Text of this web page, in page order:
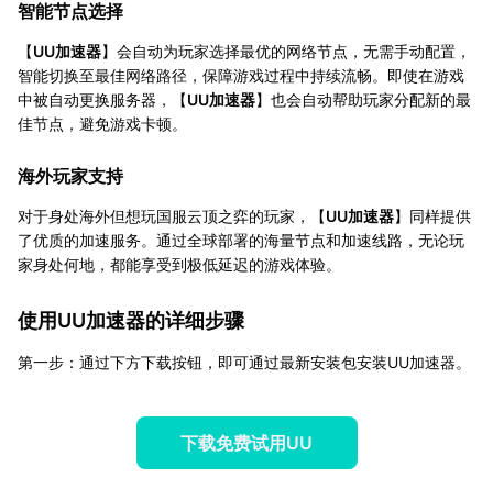
智能节点选择
【UU加速器】会自动为玩家选择最优的网络节点，无需手动配置，
智能切换至最佳网络路径，保障游戏过程中持续流畅。即使在游戏
中被自动更换服务器，【UU加速器】也会自动帮助玩家分配新的最
佳节点，避免游戏卡顿。
海外玩家支持
对于身处海外但想玩国服云顶之弈的玩家，【UU加速器】同样提供
了优质的加速服务。通过全球部署的海量节点和加速线路，无论玩
家身处何地，都能享受到极低延迟的游戏体验。
使用UU加速器的详细步骤
第一步：通过下方下载按钮，即可通过最新安装包安装UU加速器。
下载免费试用UU